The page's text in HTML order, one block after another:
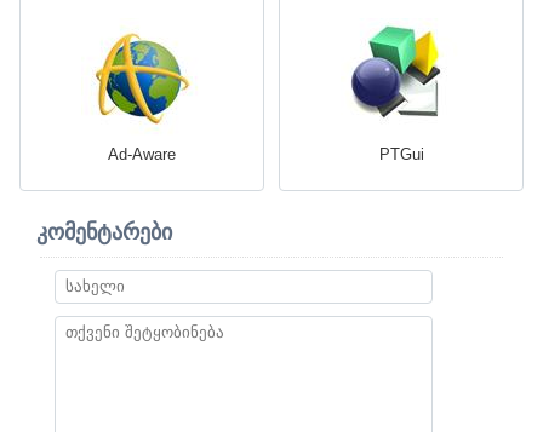
Ad-Aware PTGui
კომენტარები